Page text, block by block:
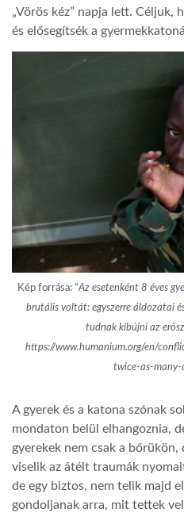
„Vörös kéz” napja lett. Céljuk,
és elősegítsék a
Kép forrása: “Az esetenként 8 éves
brutális voltát: egyszerre áldozatai
tudnak kibújni az
https://www.humanium.org/en/
twice-as-many-
A gyerek és a katona szónak
mondaton belül elhangoznia,
gyerekek nem csak a bőrükön,
viselik az átélt traumák
de egy biztos, nem telik majd
gondoljanak arra, mit tettek